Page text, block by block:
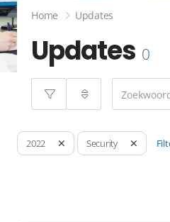
Home Updates
Updates 0
2022 Security